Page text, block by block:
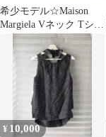
希少モデル☆Maison
Margiela Vネック Tシャ
ツ ボルドー XS
¥ 10,000